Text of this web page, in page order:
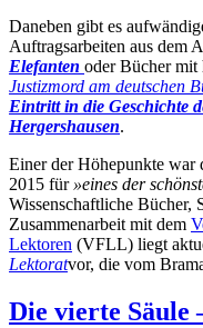
Daneben gibt es
Auftragsarbeiten aus dem
Elefanten oder Bücher mit
Justizmord am deutschen
Eintritt in die Geschichte
Hergershausen.
Einer der Höhepunkte war
2015 für »eines der
Wissenschaftliche Bücher,
Zusammenarbeit mit dem
Lektoren (VFLL) liegt
Lektoratvor, die vom
Die vierte Säule